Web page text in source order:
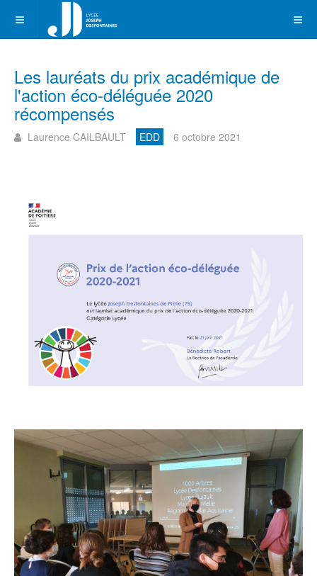
Les lauréats du prix académique de
l'action éco-déléguée 2020
récompensés
Laurence CAILBAULT EDD 6 octobre 2021